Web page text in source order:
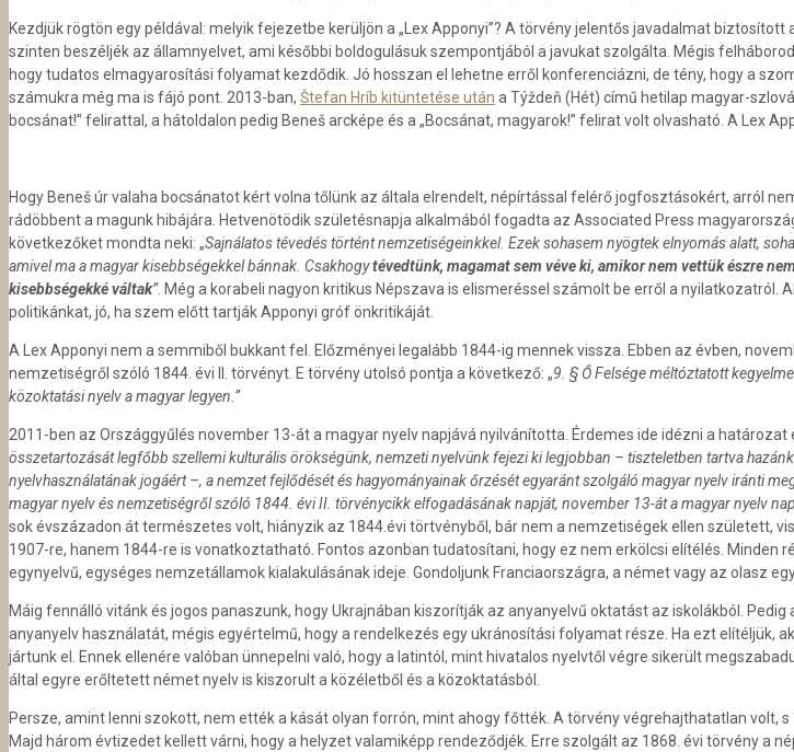
Kezdjük rögtön egy példával: melyik fejezetbe kerüljön a „Lex Apponyi”? A törvény jelentős javadalmat
szinten beszéljék az államnyelvet, ami későbbi boldogulásuk szempontjából a javukat szolgálta. Mégis
hogy tudatos elmagyarosítási folyamat kezdődik. Jó hosszan el lehetne erről konferenciázni, de tény, hogy a
számukra még ma is fájó pont. 2013-ban, Štefan Hríb kitüntetése után a Týždeň (Hét) című hetilap magyar-
bocsánat!” felirattal, a hátoldalon pedig Beneš arcképe és a „Bocsánat, magyarok!” felirat volt olvasható. A Lex
Hogy Beneš úr valaha bocsánatot kért volna tőlünk az általa elrendelt, népírtással felérő jogfosztásokért, arról
rádöbbent a magunk hibájára. Hetvenötödik születésnapja alkalmából fogadta az Associated Press
következőket mondta neki: „Sajnálatos tévedés történt nemzetiségeinkkel. Ezek sohasem nyögtek elnyomás alatt,
amivel ma a magyar kisebbségekkel bánnak. Csakhogytévedtünk, magamat sem véve ki, amikor nem vettük észre
kisebbségekké váltak”. Még a korabeli nagyon kritikus Népszava is elismeréssel számolt be erről a
politikánkat, jó, ha szem előtt tartják Apponyi gróf önkritikáját.
A Lex Apponyi nem a semmiből bukkant fel. Előzményei legalább 1844-ig mennek vissza. Ebben az évben,
nemzetiségről szóló 1844. évi II. törvényt. E törvény utolsó pontja a következő: „9. § Ő Felsége méltóztatott
közoktatási nyelv a magyar legyen.”
2011-ben az Országgyűlés november 13-át a magyar nyelv napjává nyilvánította. Érdemes ide idézni a határozat
összetartozását legfőbb szellemi kulturális örökségünk, nemzeti nyelvünk fejezi ki legjobban – tiszteletben tartva
nyelvhasználatának jogáért –, a nemzet fejlődését és hagyományainak őrzését egyaránt szolgáló magyar nyelv iránti
magyar nyelv és nemzetiségről szóló 1844. évi II. törvénycikk elfogadásának napját, november 13-át a magyar nyelv
sok évszázadon át természetes volt, hiányzik az 1844.évi törtvényből, bár nem a nemzetiségek ellen született,
1907-re, hanem 1844-re is vonatkoztatható. Fontos azonban tudatosítani, hogy ez nem erkölcsi elítélés.
egynyelvű, egységes nemzetállamok kialakulásának ideje. Gondoljunk Franciaországra, a német vagy az olasz
Máig fennálló vitánk és jogos panaszunk, hogy Ukrajnában kiszorítják az anyanyelvű oktatást az iskolákból.
anyanyelv használatát, mégis egyértelmű, hogy a rendelkezés egy ukránosítási folyamat része. Ha ezt elítéljük,
jártunk el. Ennek ellenére valóban ünnepelni való, hogy a latintól, mint hivatalos nyelvtől végre sikerült
által egyre erőltetett német nyelv is kiszorult a közéletből és a közoktatásból.
Persze, amint lenni szokott, nem ették a kását olyan forrón, mint ahogy főtték. A törvény végrehajthatatlan volt,
Majd három évtizedet kellett várni, hogy a helyzet valamiképp rendeződjék. Erre szolgált az 1868. évi törvény a